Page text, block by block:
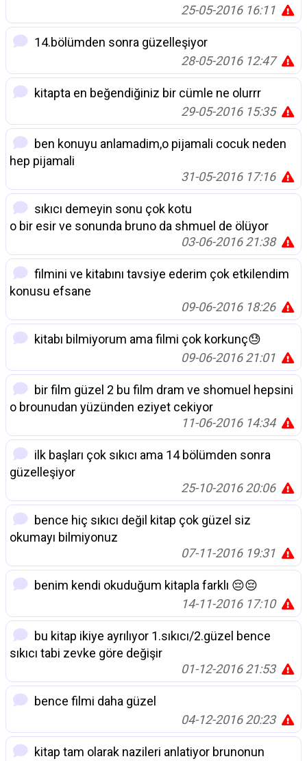
25-05-2016 16:11
14.bölümden sonra güzelleşiyor
28-05-2016 12:47
kitapta en beğendiğiniz bir cümle ne olurrr
29-05-2016 15:35
ben konuyu anlamadim,o pijamali cocuk neden
hep pijamali
31-05-2016 17:16
sıkıcı demeyin sonu çok kotu
o bir esir ve sonunda bruno da shmuel de ölüyor
03-06-2016 21:38
filmini ve kitabını tavsiye ederim çok etkilendim
konusu efsane
09-06-2016 18:26
kitabı bilmiyorum ama filmi çok korkunç😓
09-06-2016 21:01
bir film güzel 2 bu film dram ve shomuel hepsini
o brounudan yüzünden eziyet cekiyor
11-06-2016 14:34
ilk başları çok sıkıcı ama 14 bölümden sonra
güzelleşiyor
25-10-2016 20:06
bence hiç sıkıcı değil kitap çok güzel siz
okumayı bilmiyonuz
07-11-2016 19:31
benim kendi okuduğum kitapla farklı 😔😔
14-11-2016 17:10
bu kitap ikiye ayrılıyor 1.sıkıcı/2.güzel bence
sıkıcı tabi zevke göre değişir
01-12-2016 21:53
bence filmi daha güzel
04-12-2016 20:23
kitap tam olarak nazileri anlatiyor brunonun